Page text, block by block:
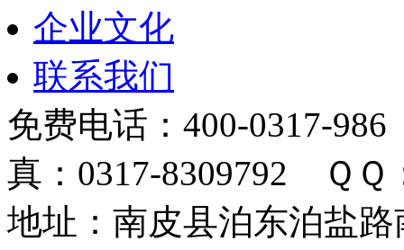
企业文化
联系我们
免费电话：400-0317-
真：0317-8309792 ＱＱ
地址：南皮县泊东泊盐